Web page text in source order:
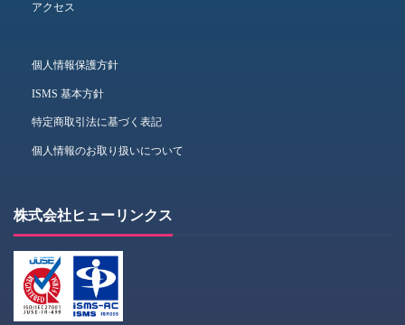
アクセス
個人情報保護方針
ISMS 基本方針
特定商取引法に基づく表記
個人情報のお取り扱いについて
株式会社ヒューリンクス